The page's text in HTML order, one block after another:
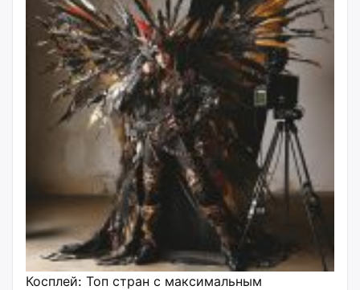
Косплей: Топ стран с максимальным